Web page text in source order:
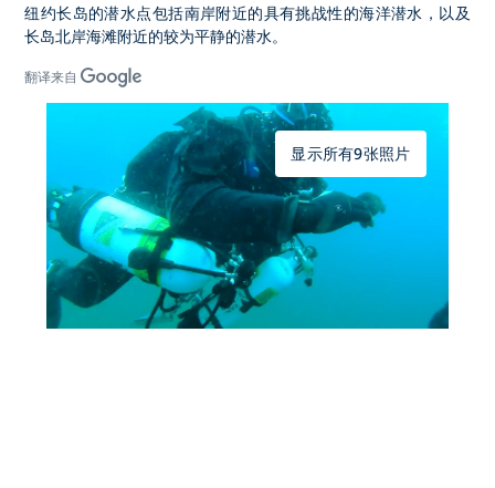
纽约长岛的潜水点包括南岸附近的具有挑战性的海洋潜水，以及
长岛北岸海滩附近的较为平静的潜水。
翻译来自
显示所有9张照片